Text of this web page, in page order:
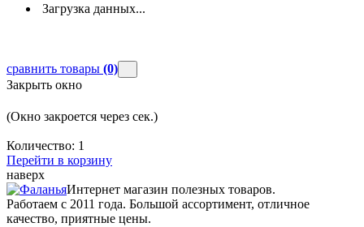
Загрузка данных...
сравнить товары (0)
Закрыть окно
(Окно закроется через сек.)
Количество: 1
Перейти в корзину
наверх
Интернет магазин полезных товаров.
Работаем с 2011 года. Большой ассортимент, отличное
качество, приятные цены.